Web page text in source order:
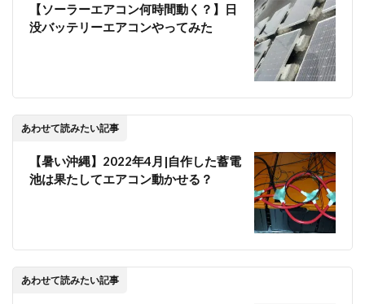
【ソーラーエアコン何時間動く？】日
没バッテリーエアコンやってみた
あわせて読みたい記事
【暑い沖縄】2022年4月|自作した蓄電
池は果たしてエアコン動かせる？
あわせて読みたい記事